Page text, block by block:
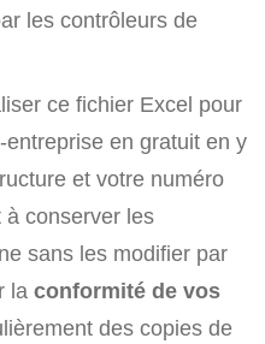
les contrôleurs de
ce fichier Excel pour
entreprise en gratuit en y
et votre numéro
à conserver les
sans les modifier par
la conformité de vos
des copies de